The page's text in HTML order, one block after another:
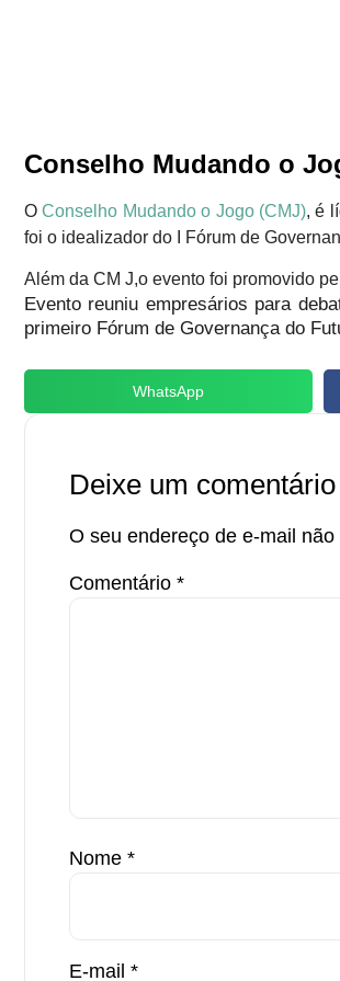
Conselho Mudando o
OConselho Mudando o Jogo (CMJ), é
foi o idealizador do I Fórum de
Além da CM J,o evento foi promovido
Evento reuniu empresários para
primeiro Fórum de Governança do
WhatsApp
Deixe um comentário
O seu endereço de e-mail
Comentário *
Nome *
E-mail *